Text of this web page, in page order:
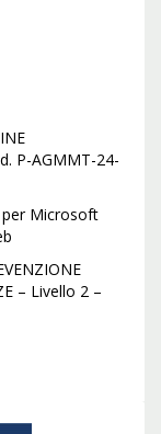
P-AGMMT-24-
per Microsoft
– Livello 2 –